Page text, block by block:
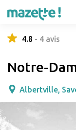
4.8 - 4 avis
Notre-
Albertville,